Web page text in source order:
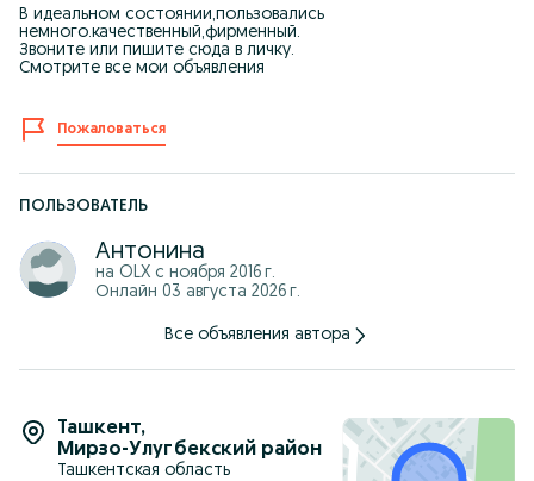
В идеальном состоянии,пользовались
немного.качественный,фирменный.
Звоните или пишите сюда в личку.
Смотрите все мои объявления
Пожаловаться
ПОЛЬЗОВАТЕЛЬ
Антонина
на OLX с ноября 2016 г.
Онлайн 03 августа 2026 г.
Все объявления автора
Ташкент,
Мирзо-Улугбекский район
Ташкентская область